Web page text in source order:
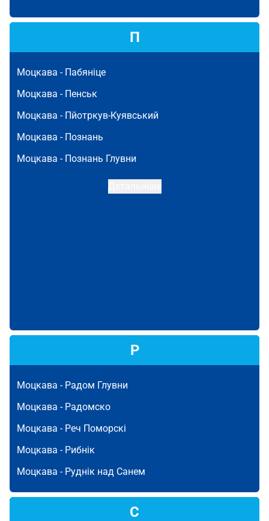
П
Моцкава - Пабяніце
Моцкава - Пенськ
Моцкава - Пйотркув-Куявський
Моцкава - Познань
Моцкава - Познань Глувни
Р
Моцкава - Радом Глувни
Моцкава - Радомско
Моцкава - Реч Поморскі
Моцкава - Рибнік
Моцкава - Руднік над Санем
С